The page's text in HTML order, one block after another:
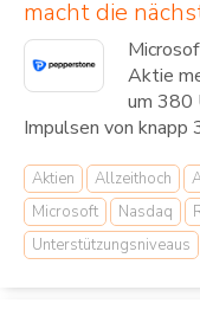
macht die
Aktie
um 380
Impulsen von knapp
Aktien Allzeithoch
Microsoft
Nasdaq
Unterstützungsniveaus